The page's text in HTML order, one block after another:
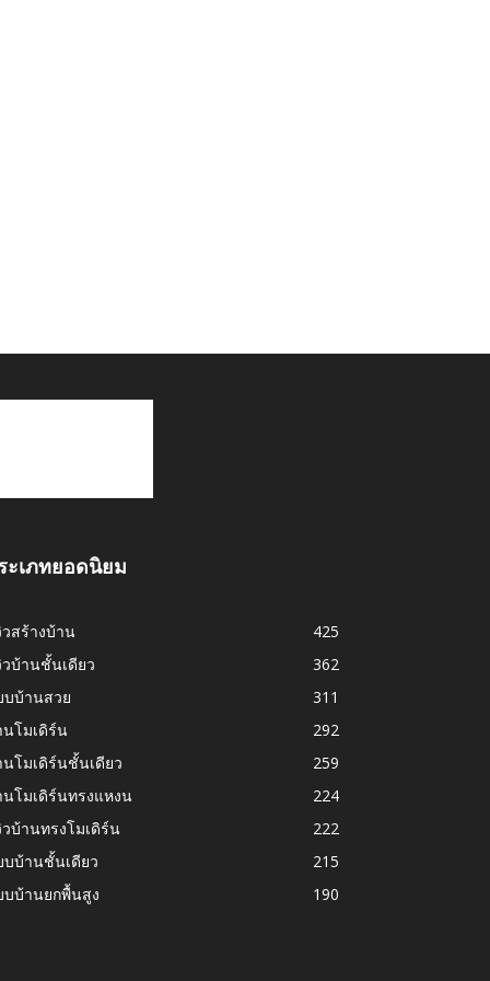
ะเภทยอดนิยม
สร้างบ้าน
425
บ้านชั้นเดียว
362
บบ้านสวย
311
โมเดิร์น
292
โมเดิร์นชั้นเดียว
259
โมเดิร์นทรงแหงน
224
บ้านทรงโมเดิร์น
222
บบ้านชั้นเดียว
215
บบ้านยกพื้นสูง
190